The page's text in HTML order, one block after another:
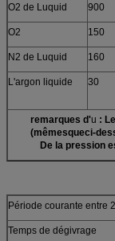
O2 de Luquid 900
O2 150
N2 de Luquid 160
L'argon liquide 30
remarques d'u :
(mêmesqueci-
De la pression
Période courante entre
Temps de dégivrage